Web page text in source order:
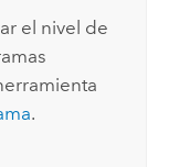
el nivel de
.